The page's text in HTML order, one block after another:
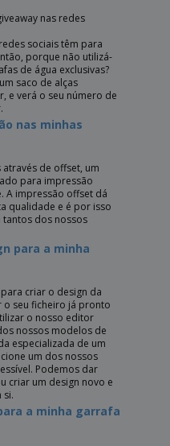
nas redes
sociais têm para
porque não utilizá-
de água exclusivas?
saco de alças
e verá o seu número de
nas minhas
através de offset, um
para impressão
A impressão offset dá
qualidade e é por isso
tantos dos nossos
para a minha
criar o design da
o seu ficheiro já pronto
o nosso editor
nossos modelos de
especializada de um
um dos nossos
Podemos dar
criar um design novo e
si.
a minha garrafa